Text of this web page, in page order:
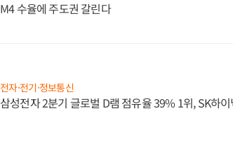
M4 수율에 주도권 갈린다
전자·전기·정보통신
삼성전자 2분기 글로벌 D램 점유율 39% 1위, SK하